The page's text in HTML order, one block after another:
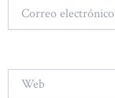
Correo
electrónico*
Web